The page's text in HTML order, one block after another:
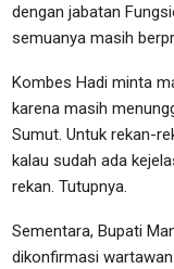
dengan jabatan
semuanya masih
Kombes Hadi minta
karena masih
Sumut. Untuk rekan-
kalau sudah ada
rekan. Tutupnya.
Sementara, Bupati
dikonfirmasi